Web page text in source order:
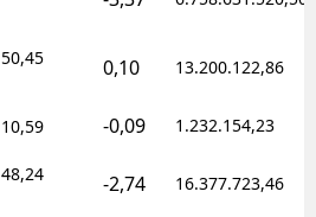
50,45 0,10 13.200.122,86
10,59 -0,09 1.232.154,23
48,24 -2,74 16.377.723,46